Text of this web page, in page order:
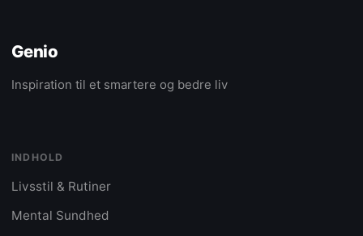
Genio
Inspiration til et smartere og bedre liv
INDHOLD
Livsstil & Rutiner
Mental Sundhed